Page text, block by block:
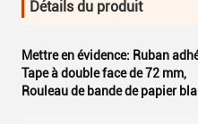
Détails du produit
Mettre en évidence: Ruban
Tape à double face de 72 mm,
Rouleau de bande de papier